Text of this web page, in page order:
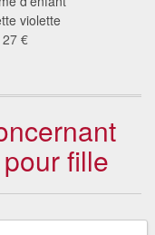
violette
27 €
fille